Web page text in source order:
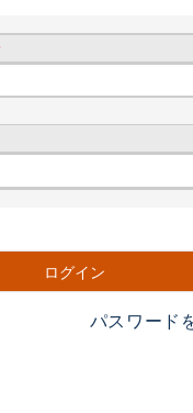
ログイン
パスワード